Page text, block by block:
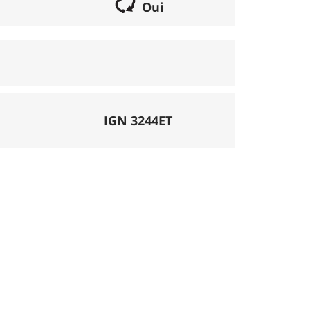
Oui
lorsqu'il s'agit d'une boucle. Les chemins
peut se réaliser avec un vélo semi
La difficulté de la descente est
IGN 3244ET